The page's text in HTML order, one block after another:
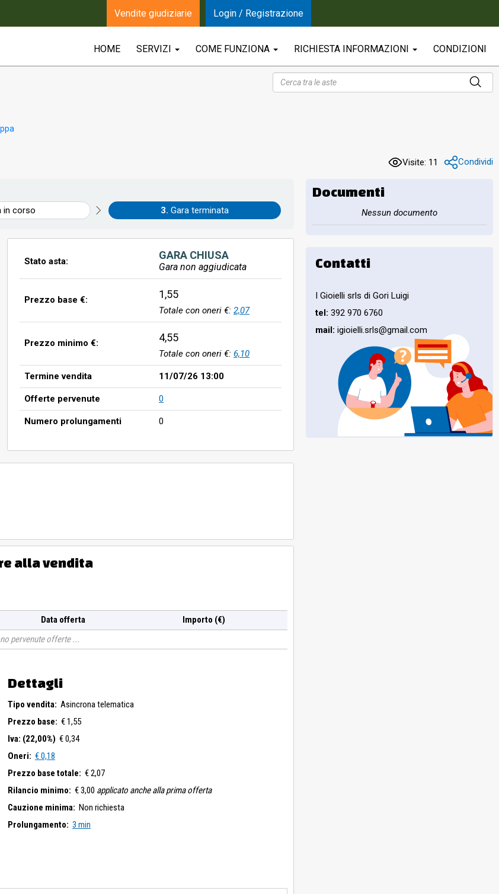
HOME SERVIZI COME FUNZIONA RICHIESTA INFORMAZIONI CONDIZIONI
Visite: 11 Condividi
in corso Gara terminata
Stato asta: GARA CHIUSA
Gara non aggiudicata
Prezzo base €: 1,55
Totale con oneri €: 2,07
Prezzo minimo €: 4,55
Totale con oneri €: 6,10
Termine vendita 11/07/26 13:00
Offerte pervenute 0
Numero prolungamenti 0
alla vendita
Data offerta
Importo (€)
pervenute offerte
Dettagli
Tipo vendita: Asincrona telematica
Prezzo base: € 1,55
Iva: (22,00%) € 0,34
Oneri: € 0,18
Prezzo base totale: € 2,07
Rilancio minimo: € 3,00 applicato anche alla prima offerta
Cauzione minima: Non richiesta
Prolungamento: 3 min
Documenti
Nessun documento
Contatti
I Gioielli srls di Gori Luigi
tel: 392 970 6760
mail: igioielli.srls@gmail.com
Vendite giudiziarie Login / Registrazione